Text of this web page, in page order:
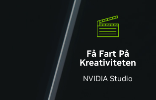
Få Fart På
Kreativiteten
NVIDIA Studio